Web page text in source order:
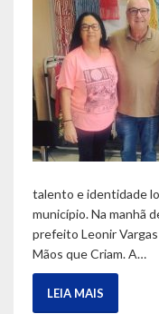
talento e identidade
município. Na manhã
prefeito Leonir
Mãos que Criam. A…
LEIA MAIS